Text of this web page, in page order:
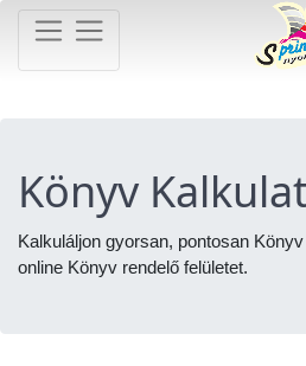
Könyv
Kalkuláljon gyorsan, pontosan
online Könyv rendelő felületet.